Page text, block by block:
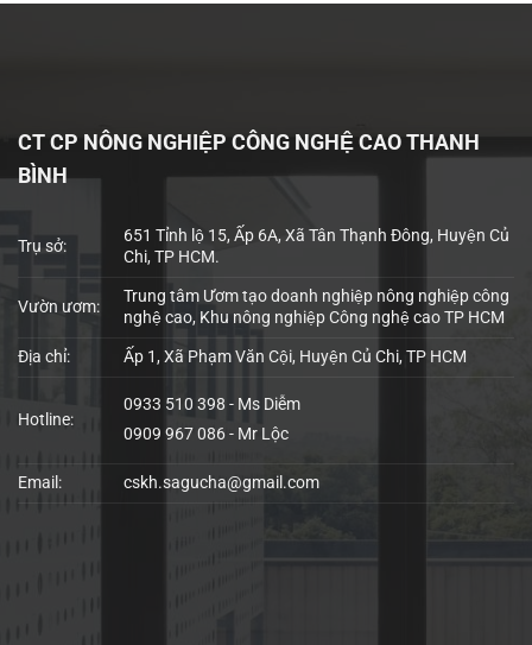
CT CP NÔNG NGHIỆP CÔNG NGHỆ CAO THANH
BÌNH
Trụ sở:
651 Tỉnh lộ 15, Ấp 6A, Xã Tân Thạnh Đông, Huyện Củ
Chi, TP HCM.
Vườn ươm:
Trung tâm Ươm tạo doanh nghiệp nông nghiệp công
nghệ cao, Khu nông nghiệp Công nghệ cao TP HCM
Địa chỉ: Ấp 1, Xã Phạm Văn Cội, Huyện Củ Chi, TP HCM
Hotline:
0933 510 398 - Ms Diễm
0909 967 086 - Mr Lộc
Email: cskh.sagucha@gmail.com